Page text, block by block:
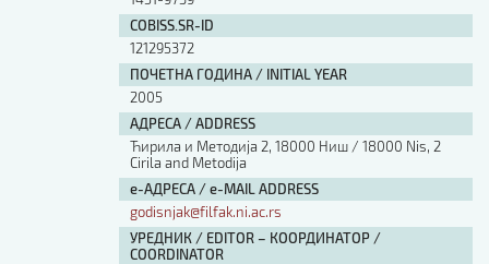
COBISS.SR-ID
121295372
ПОЧЕТНА ГОДИНА / INITIAL YEAR
2005
АДРЕСА / ADDRESS
Ћирила и Методија 2, 18000 Ниш / 18000 Nis, 2
Cirila and Metodija
е-АДРЕСА / e-MAIL ADDRESS
godisnjak@filfak.ni.ac.rs
УРЕДНИК / EDITOR – КООРДИНАТОР /
COORDINATOR